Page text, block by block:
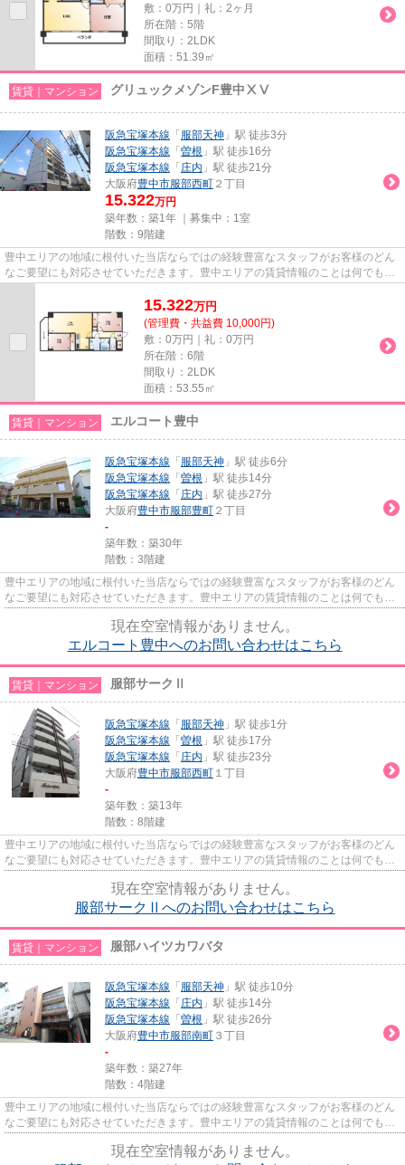
敷：0万円｜礼：2ヶ月
所在階：5階
間取り：2LDK
面積：51.39㎡
賃貸｜マンション グリュックメゾンF豊中ⅩⅤ
阪急宝塚本線 「 服部天神 」駅 徒歩3分
阪急宝塚本線 「 曽根 」駅 徒歩16分
阪急宝塚本線 「 庄内 」駅 徒歩21分
大阪府豊中市服部西町 ２丁目
15.322万円
築年数：築1年 ｜募集中： 1室
階数：9階建
豊中エリアの地域に根付いた当店ならではの経験豊富なスタッフがお客様のどん
なご要望にも対応させていただきます。豊中エリアの賃貸情報のことは何でもお
15.322万円
(管理費・共益費 10,000円)
敷：0万円｜礼：0万円
所在階：6階
間取り：2LDK
面積：53.55㎡
賃貸｜マンション エルコート豊中
阪急宝塚本線 「 服部天神 」駅 徒歩6分
阪急宝塚本線 「 曽根 」駅 徒歩14分
阪急宝塚本線 「 庄内 」駅 徒歩27分
大阪府豊中市服部豊町 ２丁目
-
築年数：築30年
階数：3階建
豊中エリアの地域に根付いた当店ならではの経験豊富なスタッフがお客様のどん
なご要望にも対応させていただきます。豊中エリアの賃貸情報のことは何でもお
現在空室情報がありません。
エルコート豊中へのお問い合わせはこちら
賃貸｜マンション 服部サークⅡ
阪急宝塚本線 「 服部天神 」駅 徒歩1分
阪急宝塚本線 「 曽根 」駅 徒歩17分
阪急宝塚本線 「 庄内 」駅 徒歩23分
大阪府豊中市服部西町 １丁目
-
築年数：築13年
階数：8階建
豊中エリアの地域に根付いた当店ならではの経験豊富なスタッフがお客様のどん
なご要望にも対応させていただきます。豊中エリアの賃貸情報のことは何でもお
現在空室情報がありません。
服部サークⅡへのお問い合わせはこちら
賃貸｜マンション 服部ハイツカワバタ
阪急宝塚本線 「 服部天神 」駅 徒歩10分
阪急宝塚本線 「 庄内 」駅 徒歩14分
阪急宝塚本線 「 曽根 」駅 徒歩26分
大阪府豊中市服部南町 ３丁目
-
築年数：築27年
階数：4階建
豊中エリアの地域に根付いた当店ならではの経験豊富なスタッフがお客様のどん
なご要望にも対応させていただきます。豊中エリアの賃貸情報のことは何でもお
現在空室情報がありません。